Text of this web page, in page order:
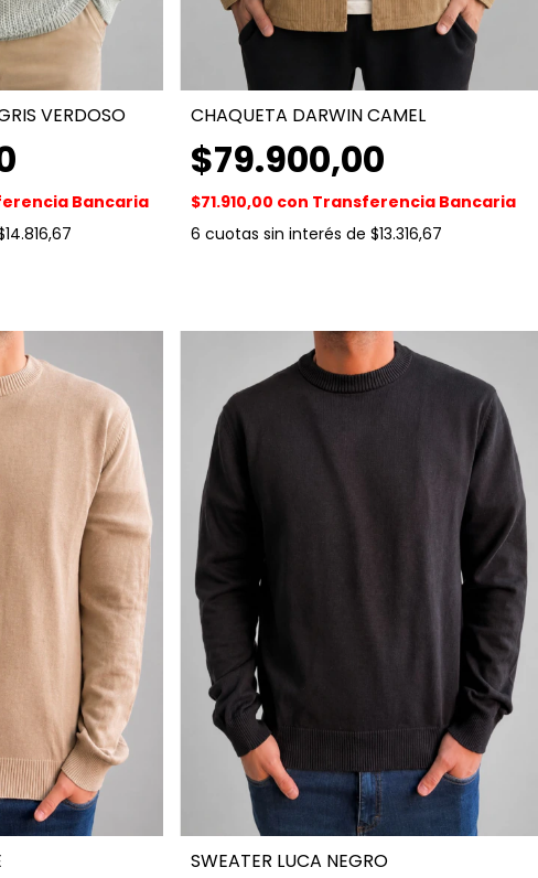
VERDOSO
Bancaria
CHAQUETA DARWIN CAMEL
$79.900,00
$71.910,00 con Transferencia Bancaria
6 cuotas sin interés de$13.316,67
SWEATER LUCA NEGRO